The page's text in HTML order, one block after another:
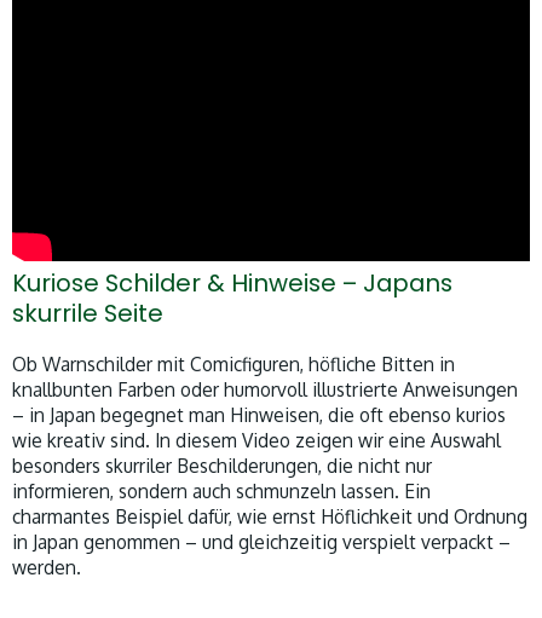
Kuriose Schilder & Hinweise – Japans
skurrile Seite
Ob Warnschilder mit Comicfiguren, höfliche Bitten in
knallbunten Farben oder humorvoll illustrierte Anweisungen
– in Japan begegnet man Hinweisen, die oft ebenso kurios
wie kreativ sind. In diesem Video zeigen wir eine Auswahl
besonders skurriler Beschilderungen, die nicht nur
informieren, sondern auch schmunzeln lassen. Ein
charmantes Beispiel dafür, wie ernst Höflichkeit und Ordnung
in Japan genommen – und gleichzeitig verspielt verpackt –
werden.